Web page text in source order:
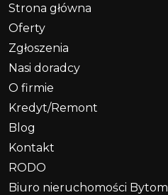
Strona główna
Oferty
Zgłoszenia
Nasi doradcy
O firmie
Kredyt/Remont
Blog
Kontakt
RODO
Biuro nieruchomości Bytom